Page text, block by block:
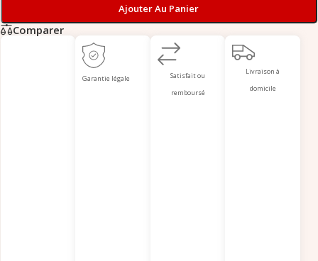
Ajouter Au Panier
Comparer
Garantie légale
Satisfait ou
remboursé
Livraison à
domicile